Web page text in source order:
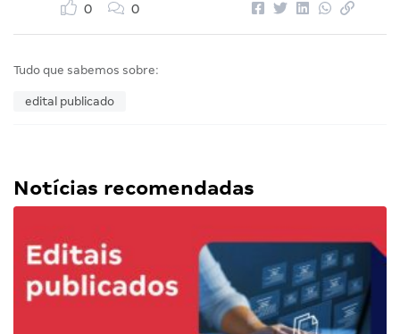
0 0
Tudo que sabemos sobre:
edital publicado
Notícias recomendadas